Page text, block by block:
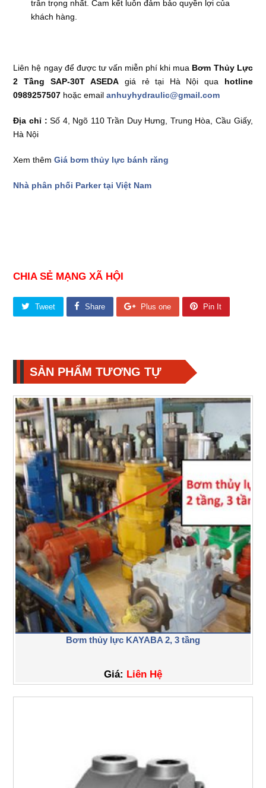
trân trọng nhất. Cam kết luôn đảm bảo quyền lợi của
khách hàng.
Liên hệ ngay để được tư vấn miễn phí khi mua Bơm Thủy Lực
2 Tầng SAP-30TASEDA giá rẻ tại Hà Nội qua hotline
0989257507 hoặc emailanhuyhydraulic@gmail.com
Địa chỉ : Số 4, Ngõ 110 Trần Duy Hưng, Trung Hòa, Cầu Giấy,
Hà Nội
Xem thêmGiá bơm thủy lực bánh răng
Nhà phân phối Parker tại Việt Nam
CHIA SẺ MẠNG XÃ HỘI
Tweet Share Plus one Pin It
SẢN PHẨM TƯƠNG TỰ
Bơm thủy lực KAYABA 2, 3 tầng
Giá: Liên Hệ